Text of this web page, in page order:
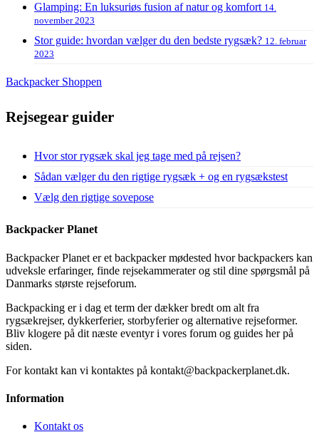
Glamping: En luksuriøs fusion af natur og komfort 14.
november 2023
Stor guide: hvordan vælger du den bedste rygsæk? 12. februar
2023
Backpacker Shoppen
Rejsegear guider
Hvor stor rygsæk skal jeg tage med på rejsen?
Sådan vælger du den rigtige rygsæk + og en rygsækstest
Vælg den rigtige sovepose
Backpacker Planet
Backpacker Planet er et backpacker mødested hvor backpackers kan
udveksle erfaringer, finde rejsekammerater og stil dine spørgsmål på
Danmarks største rejseforum.
Backpacking er i dag et term der dækker bredt om alt fra
rygsækrejser, dykkerferier, storbyferier og alternative rejseformer.
Bliv klogere på dit næste eventyr i vores forum og guides her på
siden.
For kontakt kan vi kontaktes på kontakt@backpackerplanet.dk.
Information
Kontakt os